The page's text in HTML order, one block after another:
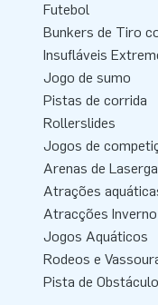
Futebol
Bunkers de Tiro
Insufláveis
Jogo de sumo
Pistas de corrida
Rollerslides
Jogos de
Arenas de
Atrações
Atracções Inverno
Jogos Aquáticos
Rodeos e
Pista de